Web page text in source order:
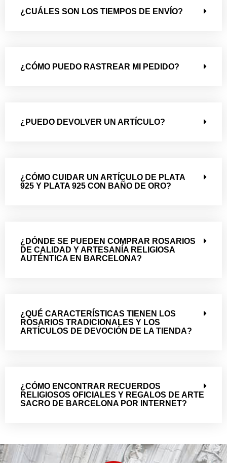
¿CUÁLES SON LOS TIEMPOS DE ENVÍO?
¿CÓMO PUEDO RASTREAR MI PEDIDO?
¿PUEDO DEVOLVER UN ARTÍCULO?
¿CÓMO CUIDAR UN ARTÍCULO DE PLATA
925 Y PLATA 925 CON BAÑO DE ORO?
¿DÓNDE SE PUEDEN COMPRAR ROSARIOS
DE CALIDAD Y ARTESANÍA RELIGIOSA
AUTÉNTICA EN BARCELONA?
¿QUÉ CARACTERÍSTICAS TIENEN LOS
ROSARIOS TRADICIONALES Y LOS
ARTÍCULOS DE DEVOCIÓN DE LA TIENDA?
¿CÓMO ENCONTRAR RECUERDOS
RELIGIOSOS OFICIALES Y REGALOS DE ARTE
SACRO DE BARCELONA POR INTERNET?